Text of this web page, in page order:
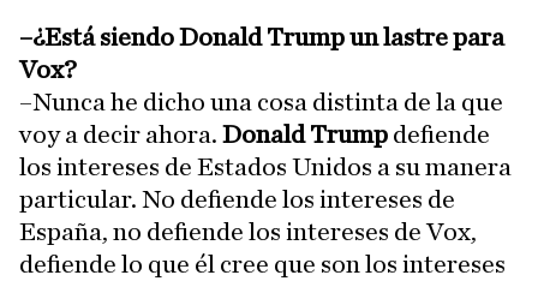
–¿Está siendo Donald Trump un lastre para
Vox?
–Nunca he dicho una cosa distinta de la que
voy a decir ahora. Donald Trump defiende
los intereses de Estados Unidos a su manera
particular. No defiende los intereses de
España, no defiende los intereses de Vox,
defiende lo que él cree que son los intereses